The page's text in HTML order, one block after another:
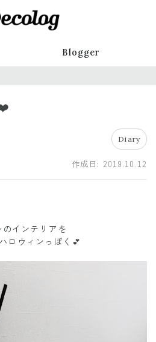
Blogger
Diary
作成日: 2019.10.12
のインテリアを
ロウィンっぽく 💕